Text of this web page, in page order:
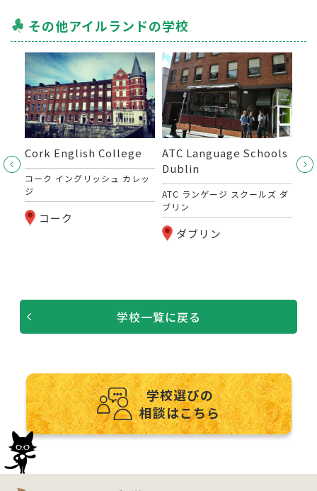
その他アイルランドの学校
Cork English College
コーク イングリッシュ カレッ
ジ
コーク
ATC Language Schools
Dublin
ATC ランゲージ スクールズ ダ
ブリン
ダブリン
学校一覧に戻る
学校選びの
相談はこちら